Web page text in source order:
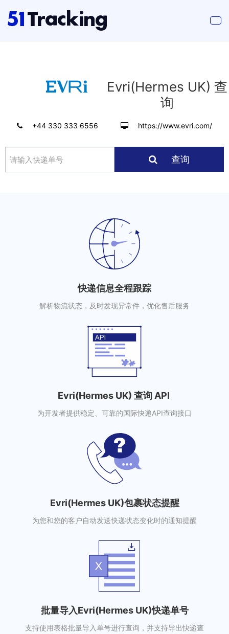
Evri(Hermes UK) 查
询
+44 330 333 6556 https://www.evri.com/
查询
快递信息全程跟踪
解析物流状态，及时发现异常件，优化售后服务
Evri(Hermes UK) 查询 API
为开发者提供稳定、可靠的国际快递API查询接口
Evri(Hermes UK)包裹状态提醒
为您和您的客户自动发送快递状态变化时的通知提醒
批量导入Evri(Hermes UK)快递单号
支持使用表格批量导入单号进行查询，并支持导出快递查